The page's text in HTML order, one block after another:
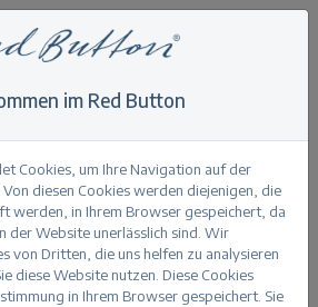
slubtwill colour
colour blush
im Red Button
Cookies, um Ihre Navigation auf der
diesen Cookies werden diejenigen, die
werden, in Ihrem Browser gespeichert, da
der Website unerlässlich sind. Wir
von Dritten, die uns helfen zu analysieren
diese Website nutzen. Diese Cookies
in Ihrem Browser gespeichert. Sie